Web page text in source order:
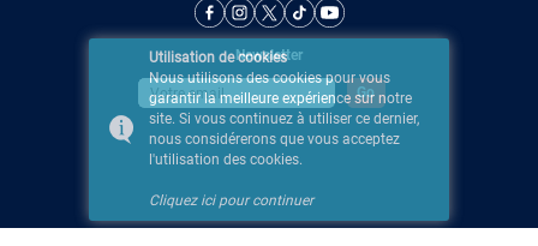
Newsletter
Utilisation de cookies
Nous utilisons des cookies pour vous
garantir la meilleure expérience sur notre
site. Si vous continuez à utiliser ce dernier,
nous considérerons que vous acceptez
l'utilisation des cookies.
Cliquez ici pour continuer